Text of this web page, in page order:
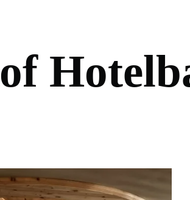
of Hotelb